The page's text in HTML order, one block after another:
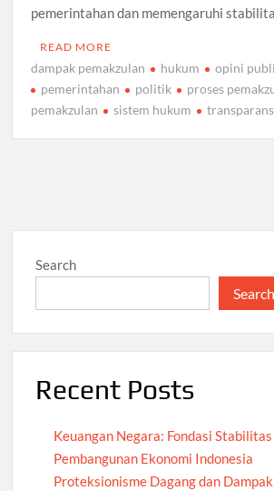
pemerintahan dan memengaruhi
READ MORE
dampak pemakzulan hukum opini
pemerintahan
politik proses
pemakzulan
sistem hukum
Search
Search
Recent Posts
Keuangan Negara: Fondasi
Pembangunan Ekonomi Indonesia
Proteksionisme Dagang dan